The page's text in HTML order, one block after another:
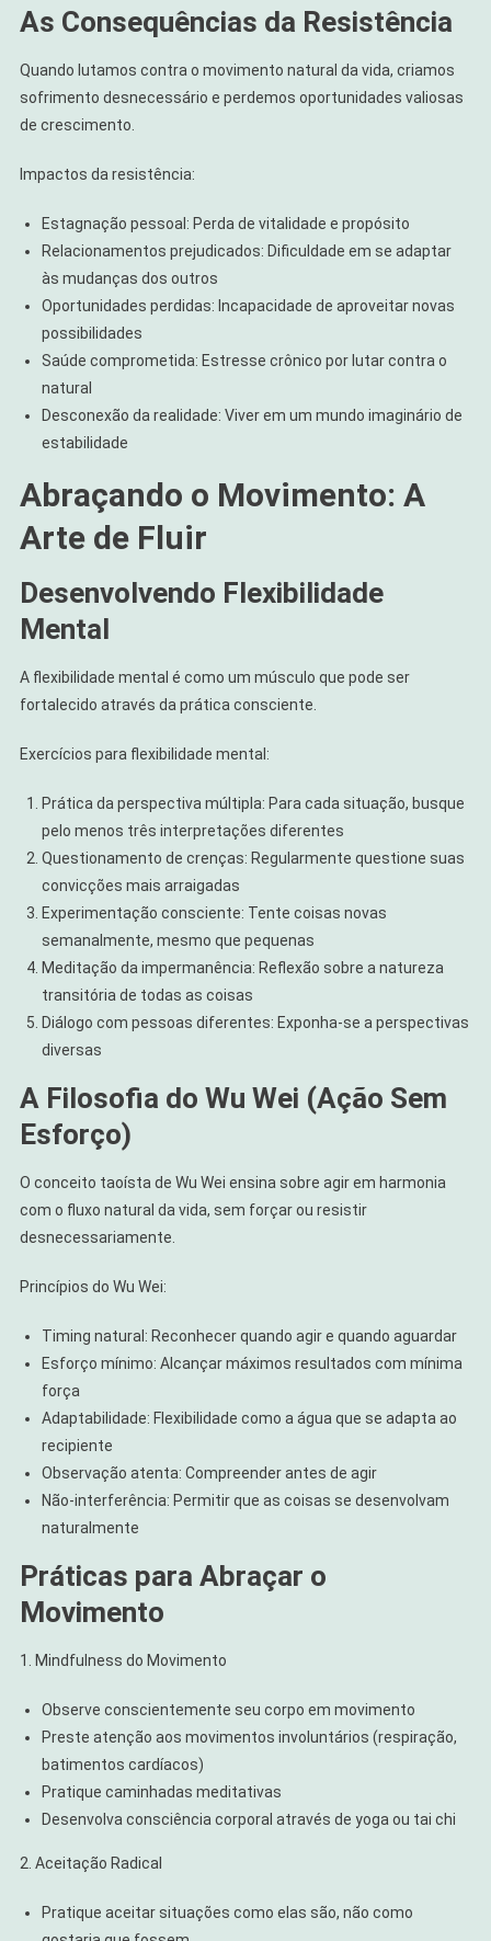
As Consequências da Resistência
Quando lutamos contra o movimento natural da vida, criamos
sofrimento desnecessário e perdemos oportunidades valiosas
de crescimento.
Impactos da resistência:
Estagnação pessoal: Perda de vitalidade e propósito
Relacionamentos prejudicados: Dificuldade em se adaptar
às mudanças dos outros
Oportunidades perdidas: Incapacidade de aproveitar novas
possibilidades
Saúde comprometida: Estresse crônico por lutar contra o
natural
Desconexão da realidade: Viver em um mundo imaginário de
estabilidade
Abraçando o Movimento: A
Arte de Fluir
Desenvolvendo Flexibilidade
Mental
A flexibilidade mental é como um músculo que pode ser
fortalecido através da prática consciente.
Exercícios para flexibilidade mental:
Prática da perspectiva múltipla: Para cada situação, busque
pelo menos três interpretações diferentes
Questionamento de crenças: Regularmente questione suas
convicções mais arraigadas
Experimentação consciente: Tente coisas novas
semanalmente, mesmo que pequenas
Meditação da impermanência: Reflexão sobre a natureza
transitória de todas as coisas
Diálogo com pessoas diferentes: Exponha-se a perspectivas
diversas
A Filosofia do Wu Wei (Ação Sem
Esforço)
O conceito taoísta de Wu Wei ensina sobre agir em harmonia
com o fluxo natural da vida, sem forçar ou resistir
desnecessariamente.
Princípios do Wu Wei:
Timing natural: Reconhecer quando agir e quando aguardar
Esforço mínimo: Alcançar máximos resultados com mínima
força
Adaptabilidade: Flexibilidade como a água que se adapta ao
recipiente
Observação atenta: Compreender antes de agir
Não-interferência: Permitir que as coisas se desenvolvam
naturalmente
Práticas para Abraçar o
Movimento
1. Mindfulness do Movimento
Observe conscientemente seu corpo em movimento
Preste atenção aos movimentos involuntários (respiração,
batimentos cardíacos)
Pratique caminhadas meditativas
Desenvolva consciência corporal através de yoga ou tai chi
2. Aceitação Radical
Pratique aceitar situações como elas são, não como